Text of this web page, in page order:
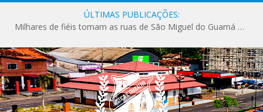
ÚLTIMAS PUBLICAÇÕES:
Milhares de fiéis tomam as ruas de São Miguel do Guamá em uma grande celebração de fé na Marcha para Jesus 2026.